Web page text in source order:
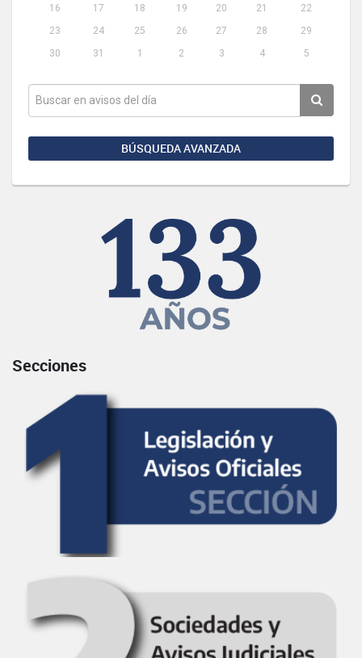
16
17 18 19 20 21
22
23
24 25 26 27 28
29
30
31 1 2 3 4 5
BÚSQUEDA AVANZADA
Secciones